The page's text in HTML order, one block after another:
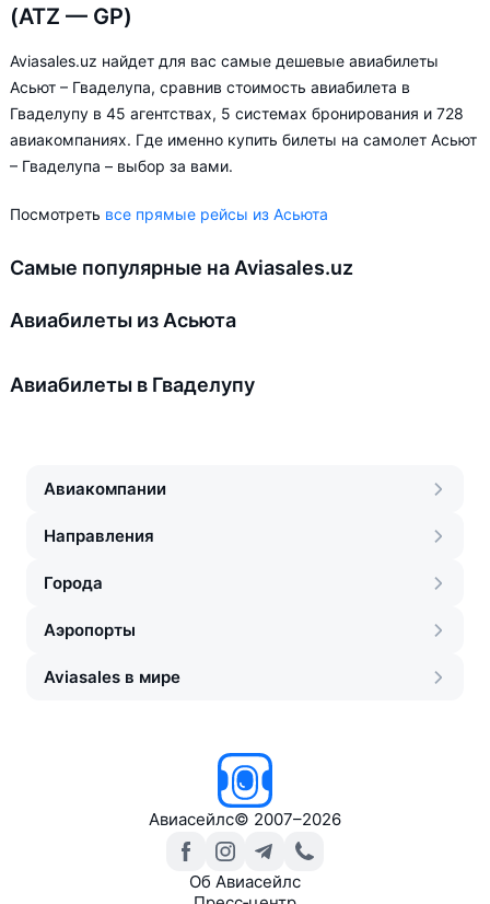
(ATZ — GP)
Aviasales.uz найдет для вас самые дешевые авиабилеты
Асьют – Гваделупа, сравнив стоимость авиабилета в
Гваделупу в 45 агентствах, 5 системах бронирования и 728
авиакомпаниях. Где именно купить билеты на самолет Асьют
– Гваделупа – выбор за вами.
Посмотреть все прямые рейсы из Асьюта
Самые популярные на Aviasales.uz
Авиабилеты из Асьюта
Авиабилеты в Гваделупу
Авиакомпании
Направления
Города
Аэропорты
Aviasales в мире
Авиасейлс© 2007–2026
Об Авиасейлс